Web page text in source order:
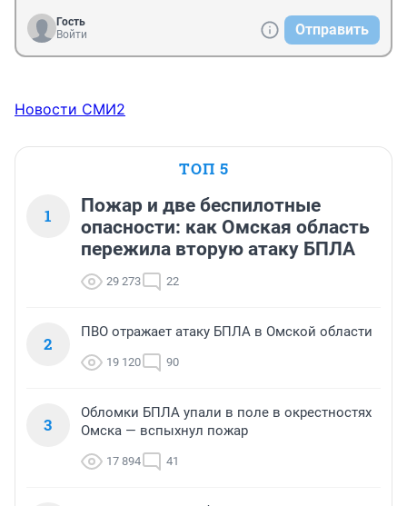
Гость
Войти
Отправить
Новости СМИ2
ТОП 5
1
Пожар и две беспилотные
опасности: как Омская область
пережила вторую атаку БПЛА
29 273 22
2
ПВО отражает атаку БПЛА в Омской области
19 120 90
3
Обломки БПЛА упали в поле в окрестностях
Омска — вспыхнул пожар
17 894 41